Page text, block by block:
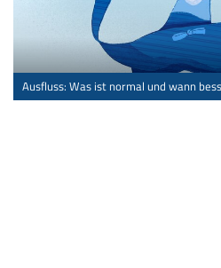
Ausfluss: Was ist normal und wann